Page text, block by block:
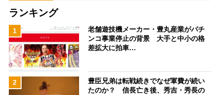
ランキング
1
老舗遊技機メーカー・豊丸産業がパチ
ンコ事業停止の背景 大手と中小の格
差拡大に拍車…
2
豊臣兄弟は転戦続きでなぜ軍費が続い
たのか？ 信長亡き後、秀吉・秀長の